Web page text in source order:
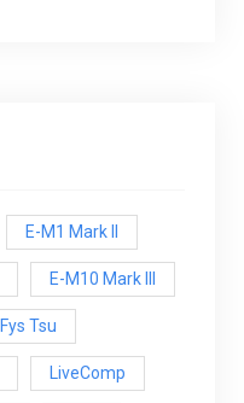
E-M1 Mark ll
E-M10 Mark lll
Fys Tsu
LiveComp